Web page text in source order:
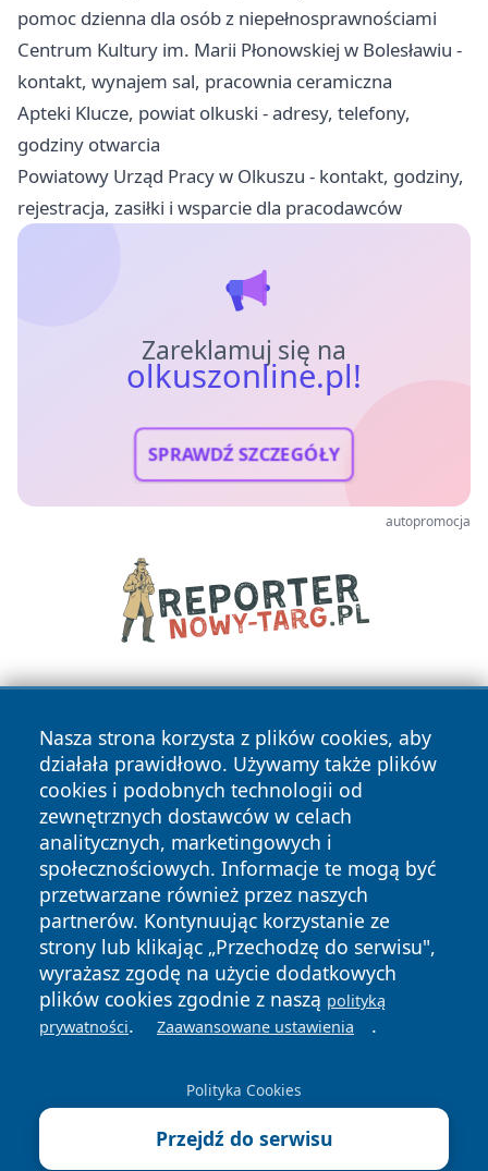
pomoc dzienna dla osób z niepełnosprawnościami
Centrum Kultury im. Marii Płonowskiej w Bolesławiu -
kontakt, wynajem sal, pracownia ceramiczna
Apteki Klucze, powiat olkuski - adresy, telefony,
godziny otwarcia
Powiatowy Urząd Pracy w Olkuszu - kontakt, godziny,
rejestracja, zasiłki i wsparcie dla pracodawców
Zareklamuj się na
olkuszonline.pl!
SPRAWDŹ SZCZEGÓŁY
autopromocja
Nasza strona korzysta z plików cookies, aby
działała prawidłowo. Używamy także plików
cookies i podobnych technologii od
zewnętrznych dostawców w celach
analitycznych, marketingowych i
społecznościowych. Informacje te mogą być
przetwarzane również przez naszych
partnerów. Kontynuując korzystanie ze
strony lub klikając „Przechodzę do serwisu",
wyrażasz zgodę na użycie dodatkowych
plików cookies zgodnie z naszą polityką
prywatności. Zaawansowane ustawienia .
Polityka Cookies
Przejdź do serwisu
Copyright © 2026 olkuszonline.pl Wszystkie prawa
zastrzeżone.
News Autorzy
Polityka
Prywatności
Polityka
Cookies